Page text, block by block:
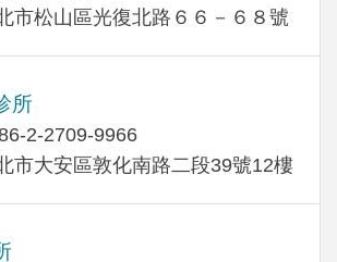
市松山區光復北路６６－６８號
所
2-2709-9966
市大安區敦化南路二段39號12樓